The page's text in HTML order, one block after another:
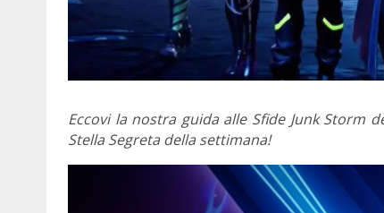
Eccovi la nostra guida alle Sfide Junk Storm
Stella Segreta della settimana!